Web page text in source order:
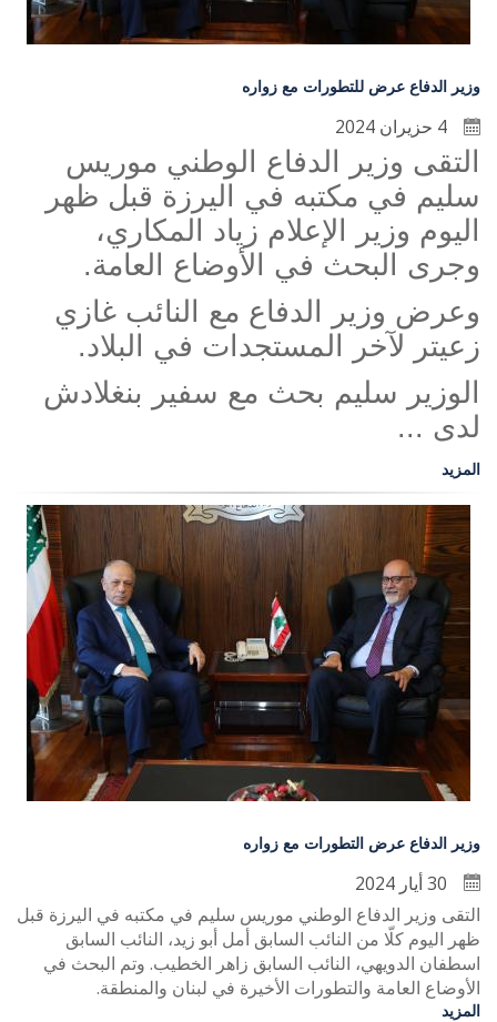
وزير الدفاع عرض للتطورات مع زواره
التقى وزير الدفاع الوطني موريس
سليم في مكتبه في اليرزة قبل ظهر
اليوم وزير الإعلام زياد المكاري،
وجرى البحث في الأوضاع العامة.
وعرض وزير الدفاع مع النائب غازي
زعيتر لآخر المستجدات في البلاد.
الوزير سليم بحث مع سفير بنغلادش
لدى ...
المزيد
وزير الدفاع عرض التطورات مع زواره
التقى وزير الدفاع الوطني موريس سليم في مكتبه في اليرزة قبل
ظهر اليوم كلّا من النائب السابق أمل أبو زيد، النائب السابق
اسطفان الدويهي، النائب السابق زاهر الخطيب. وتم البحث في
الأوضاع العامة والتطورات الأخيرة في لبنان والمنطقة.
المزيد